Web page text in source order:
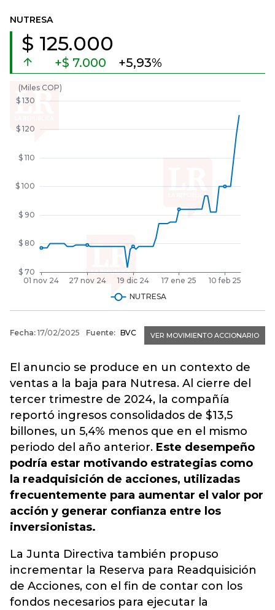
El anuncio se produce en un contexto de
ventas a la baja para Nutresa. Al cierre del
tercer trimestre de 2024, la compañía
reportó ingresos consolidados de $13,5
billones, un 5,4% menos que en el mismo
periodo del año anterior. Este desempeño
podría estar motivando estrategias como
la readquisición de acciones, utilizadas
frecuentemente para aumentar el valor por
acción y generar confianza entre los
inversionistas.
La Junta Directiva también propuso
incrementar la Reserva para Readquisición
de Acciones, con el fin de contar con los
fondos necesarios para ejecutar la